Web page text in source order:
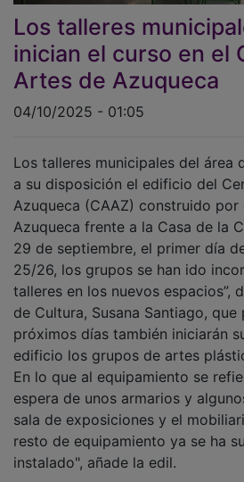
Los talleres
inician el curso en el
Artes de Azuqueca
a su disposición el edificio del
Azuqueca (CAAZ) construido por
Azuqueca frente a la Casa de la
29 de septiembre, el primer día
25/26, los grupos se han ido
talleres en los nuevos espacios”,
de Cultura, Susana Santiago,
próximos días también iniciarán
edificio los grupos de artes
En lo que al equipamiento se
espera de unos armarios y
sala de exposiciones y el
resto de equipamiento ya se ha
instalado", añade la edil.